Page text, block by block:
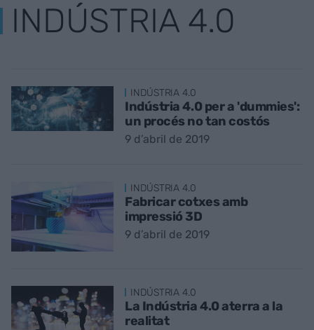
INDÚSTRIA 4.0
INDÚSTRIA 4.0
Indústria 4.0 per a 'dummies':
un procés no tan costós
9 d’abril de 2019
INDÚSTRIA 4.0
Fabricar cotxes amb
impressió 3D
9 d’abril de 2019
INDÚSTRIA 4.0
La Indústria 4.0 aterra a la
realitat